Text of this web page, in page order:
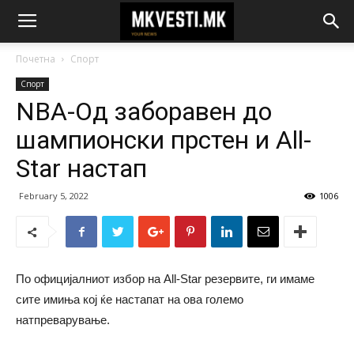
Почетна Спорт
Спорт
NBA-Од заборавен до
шампионски прстен и All-
Star настап
February 5, 2022 1006
По официјалниот избор на All-Star резервите, ги имаме
сите имиња кој ќе настапат на ова големо
натпреварување.